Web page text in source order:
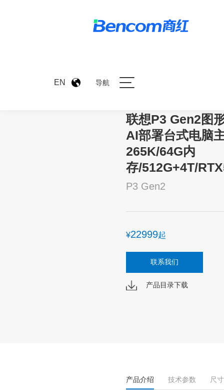
EN 导航
联想P3 Gen2图
AI部署台式电脑
265K/64G内
存/512G+4T/
P3 Gen2
¥22999起
联系我们
产品目录下载
产品介绍 技术参数 尺